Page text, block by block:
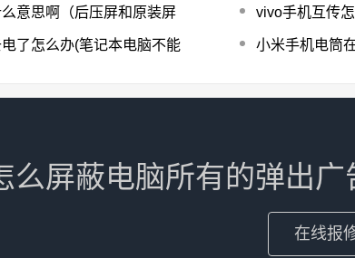
意思啊（后压屏和原装屏 vivo手机互传
了怎么办(笔记本电脑不能 小米手机电筒
么屏蔽电脑所有的弹出
在线报